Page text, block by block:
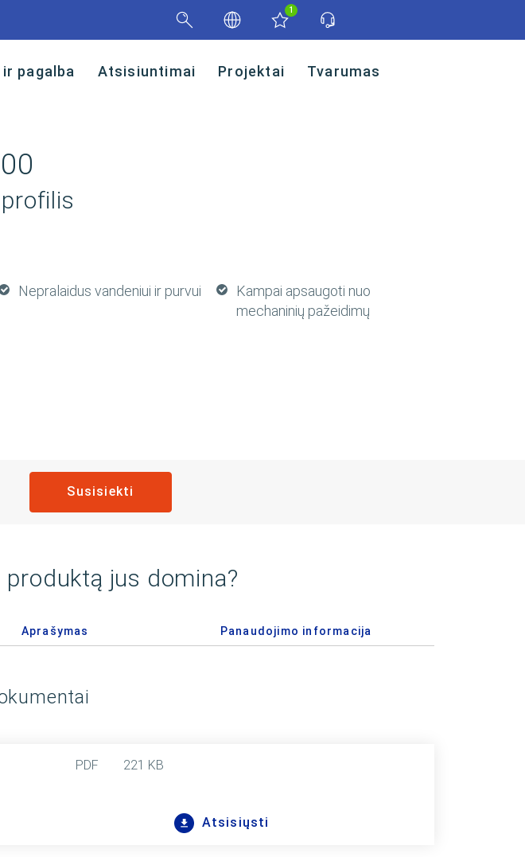
1
pagalba Atsisiuntimai Projektai Tvarumas
Nepralaidus vandeniui ir purvui
Kampai apsaugoti nuo
mechaninių pažeidimų
Susisiekti
jus domina?
Aprašymas Panaudojimo informacija
PDF 221 KB
Atsisiųsti